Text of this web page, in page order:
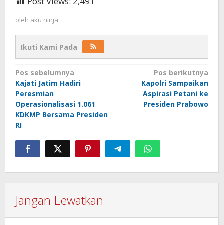
oleh aku ninja
Ikuti Kami Pada
Navigasi
pos
Pos sebelumnya
Kajati Jatim Hadiri
Peresmian
Operasionalisasi 1.061
KDKMP Bersama Presiden
RI
Pos berikutnya
Kapolri Sampaikan
Aspirasi Petani ke
Presiden Prabowo
Jangan Lewatkan